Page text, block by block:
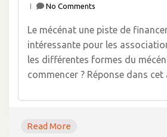
No Comments
Le mécénat une piste de
intéressante pour les
les différentes formes du
commencer ? Réponse dans cet
Read More